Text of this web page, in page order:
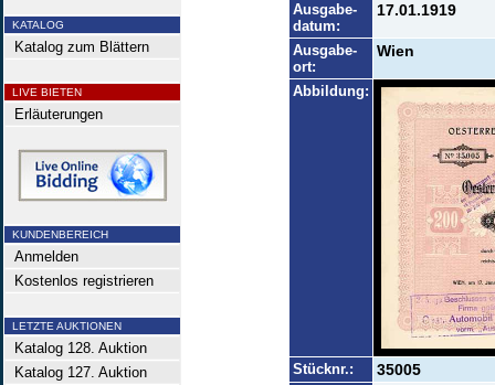
KATALOG
Katalog zum Blättern
LIVE BIETEN
Erläuterungen
KUNDENBEREICH
Anmelden
Kostenlos registrieren
LETZTE AUKTIONEN
Katalog 128. Auktion
Katalog 127. Auktion
Ausgabe-
datum:
17.01.1919
Ausgabe-
ort:
Wien
Abbildung:
Stücknr.: 35005